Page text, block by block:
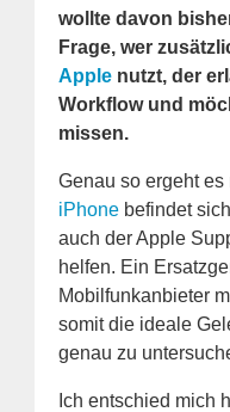
wollte davon
Frage, wer
Apple nutzt, der
Workflow und
missen.
Genau so ergeht
iPhone befindet
auch der Apple
helfen. Ein
Mobilfunkanbieter
somit die ideale
genau zu
Ich entschied mich